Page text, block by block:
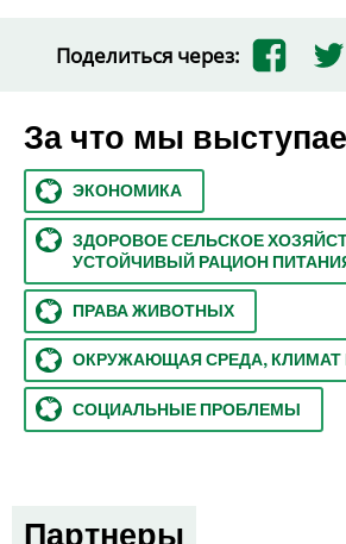
Поделиться через:
За что мы
ЭКОНОМИКА
ЗДОРОВОЕ СЕЛЬСКОЕ
УСТОЙЧИВЫЙ РАЦИОН
ПРАВА ЖИВОТНЫХ
ОКРУЖАЮЩАЯ СРЕДА, КЛИМАТ
СОЦИАЛЬНЫЕ ПРОБЛЕМЫ
Партнеры